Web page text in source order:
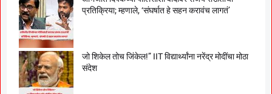
प्रतिक्रिया; म्हणाले, ‘संघर्षात हे सहन करावंच लागतं’
जो शिकेल तोच जिंकेल!” IIT विद्यार्थ्यांना नरेंद्र मोदींचा मोठा
संदेश